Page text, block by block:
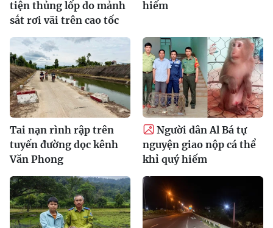
tiện thủng lốp do mảnh
sắt rơi vãi trên cao tốc
hiếm
Tai nạn rình rập trên
tuyến đường dọc kênh
Văn Phong
Người dân Al Bá tự
nguyện giao nộp cá thể
khỉ quý hiếm